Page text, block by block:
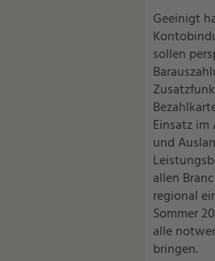
Geeinigt
sollen
Einsatz
und
allen
regional
Sommer
alle
bringen.